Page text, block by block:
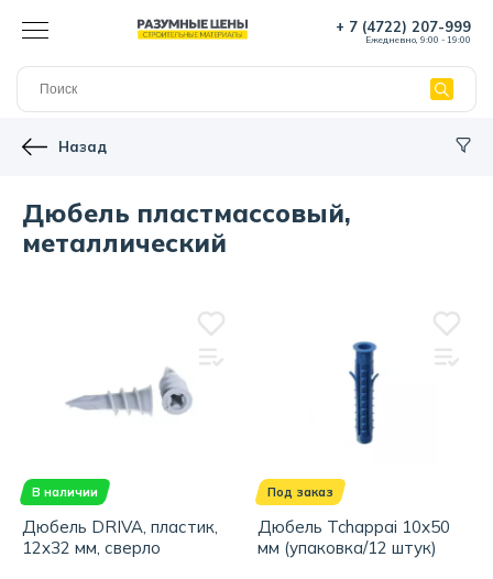
+ 7 (4722) 207-999
Ежедневно, 9:00 - 19:00
Назад
Дюбель пластмассовый,
металлический
В наличии
Дюбель DRIVA, пластик,
12x32 мм, сверло
Под заказ
Дюбель Tchappai 10х50
мм (упаковка/12 штук)